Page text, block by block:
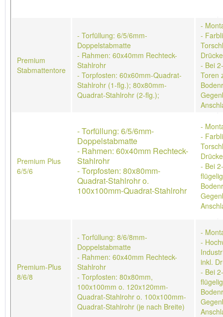
Premium
Stabmattentore
- Torfüllung: 6/5/6mm-
Doppelstabmatte
- Rahmen: 60x40mm Rechteck-
Stahlrohr
- Torpfosten: 60x60mm-Quadrat-
Stahlrohr (1-flg.); 80x80mm-
Quadrat-Stahlrohr (2-flg.);
-
-
- Bei
Toren
Premium Plus
6/5/6
- Torfüllung: 6/5/6mm-
Doppelstabmatte
- Rahmen: 60x40mm Rechteck-
Stahlrohr
- Torpfosten: 80x80mm-
Quadrat-Stahlrohr o.
100x100mm-Quadrat-Stahlrohr
-
-
- Bei
Premium-Plus
8/6/8
- Torfüllung: 8/6/8mm-
Doppelstabmatte
- Rahmen: 60x40mm Rechteck-
Stahlrohr
- Torpfosten: 80x80mm,
100x100mm o. 120x120mm-
Quadrat-Stahlrohr o. 100x100mm-
Quadrat-Stahlrohr (je nach Breite)
-
-
inkl.
- Bei